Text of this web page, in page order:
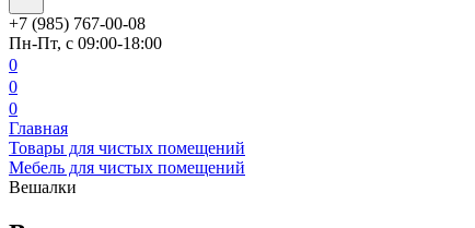
+7 (985) 767-00-08
Пн-Пт, с 09:00-18:00
0
0
0
Главная
Товары для чистых помещений
Мебель для чистых помещений
Вешалки